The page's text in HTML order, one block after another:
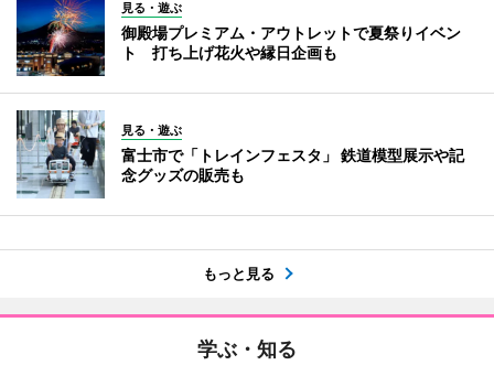
見る・遊ぶ
御殿場プレミアム・アウトレットで夏祭りイベン
ト 打ち上げ花火や縁日企画も
見る・遊ぶ
富士市で「トレインフェスタ」 鉄道模型展示や記
念グッズの販売も
もっと見る
学ぶ・知る